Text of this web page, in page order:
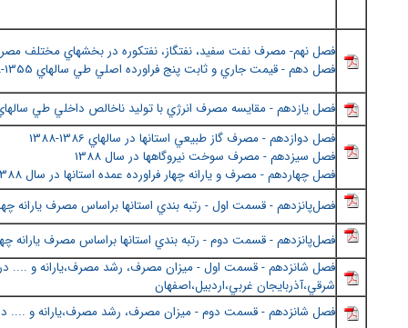
فصل نهم- مصرف نفت سفيد، نفتگاز، نفتكوره در بخشهاي مختلف مصرف
فصل دهم - قيمت جاري و ثابت پنج فراورده اصلي طي سالهاي 1355-1388
فصل يازدهم - مقايسه مصرف انرژي با توليد ناخالص داخلي طي سالهاي 1351-
فصل دوازدهم - مصرف گاز طبيعي استانها در سالهاي 1386-1388
فصل سيزدهم - مصرف سوخت نيروگاهها در سال 1388
فصل چهاردهم - مصرف و يارانه چهار فراورده عمده استانها در سال 1388
فصل‌پانزدهم - قسمت اول - رتبه بندي استانها براساس مصرف يارانه
فصل‌پانزدهم - قسمت دوم - رتبه بندي استانها براساس مصرف يارانه
فصل شانزدهم - قسمت اول - ميزان مصرف، رشد مصرف،يارانه و .... در
شرقي،آذربايجان غربي،اردبيل،اصفهان
فصل شانزدهم - قسمت دوم - ميزان مصرف، رشد مصرف،يارانه و .... در